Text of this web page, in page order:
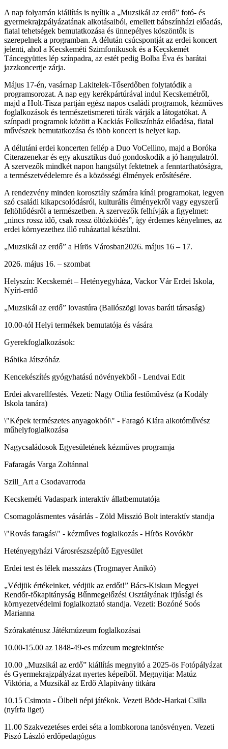
A nap folyamán kiállítás is nyílik a „Muzsikál az erdő” fotó- és
gyermekrajzpályázatának alkotásaiból, emellett bábszínházi előadás,
fiatal tehetségek bemutatkozása és ünnepélyes köszöntők is
szerepelnek a programban. A délután csúcspontját az erdei koncert
jelenti, ahol a Kecskeméti Szimfonikusok és a Kecskemét
Táncegyüttes lép színpadra, az estét pedig Bolba Éva és barátai
jazzkoncertje zárja.
Május 17-én, vasárnap Lakitelek-Tőserdőben folytatódik a
programsorozat. A nap egy kerékpártúrával indul Kecskemétről,
majd a Holt-Tisza partján egész napos családi programok, kézműves
foglalkozások és természetismereti túrák várják a látogatókat. A
színpadi programok között a Kackiás Folkszínház előadása, fiatal
művészek bemutatkozása és több koncert is helyet kap.
A délutáni erdei koncerten fellép a Duo VoCellino, majd a Boróka
Citerazenekar és egy akusztikus duó gondoskodik a jó hangulatról.
A szervezők mindkét napon hangsúlyt fektetnek a fenntarthatóságra,
a természetvédelemre és a közösségi élmények erősítésére.
A rendezvény minden korosztály számára kínál programokat, legyen
szó családi kikapcsolódásról, kulturális élményekről vagy egyszerű
feltöltődésről a természetben. A szervezők felhívják a figyelmet:
„nincs rossz idő, csak rossz öltözködés”, így érdemes kényelmes, az
erdei környezethez illő ruházattal készülni.
„Muzsikál az erdő” a Hírös Városban2026. május 16 – 17.
2026. május 16. – szombat
Helyszín: Kecskemét – Hetényegyháza, Vackor Vár Erdei Iskola,
Nyíri-erdő
„Muzsikál az erdő” lovastúra (Ballószögi lovas baráti társaság)
10.00-tól Helyi termékek bemutatója és vására
Gyerekfoglalkozások:
Bábika Játszóház
Kencekészítés gyógyhatású növényekből - Lendvai Edit
Erdei akvarellfestés. Vezeti: Nagy Otília festőművész (a Kodály
Iskola tanára)
\"Képek természetes anyagokból\" - Faragó Klára alkotóművész
műhelyfoglalkozása
Nagycsaládosok Egyesületének kézműves programja
Fafaragás Varga Zoltánnal
Szill_Art a Csodavarroda
Kecskeméti Vadaspark interaktív állatbemutatója
Csomagolásmentes vásárlás - Zöld Misszió Bolt interaktív standja
\"Rovás faragás\" - kézműves foglalkozás - Hírös Rovókör
Hetényegyházi Városrészszépítő Egyesület
Erdei test és lélek masszázs (Trogmayer Anikó)
„Védjük értékeinket, védjük az erdőt!” Bács-Kiskun Megyei
Rendőr-főkapitányság Bűnmegelőzési Osztályának ifjúsági és
környezetvédelmi foglalkoztató standja. Vezeti: Bozóné Soós
Marianna
Szórakaténusz Játékmúzeum foglalkozásai
10.00-15.00 az 1848-49-es múzeum megtekintése
10.00 „Muzsikál az erdő” kiállítás megnyitó a 2025-ös Fotópályázat
és Gyermekrajzpályázat nyertes képeiből. Megnyitja: Matúz
Viktória, a Muzsikál az Erdő Alapítvány titkára
10.15 Csimota - Ölbeli népi játékok. Vezeti Böde-Harkai Csilla
(nyírfa liget)
11.00 Szakvezetéses erdei séta a lombkorona tanösvényen. Vezeti
Piszó László erdőpedagógus